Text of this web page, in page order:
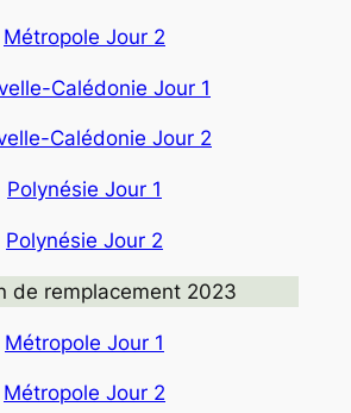
Métropole Jour 2
Calédonie Jour 1
Calédonie Jour 2
Polynésie Jour 1
Polynésie Jour 2
de remplacement 2023
Métropole Jour 1
Métropole Jour 2